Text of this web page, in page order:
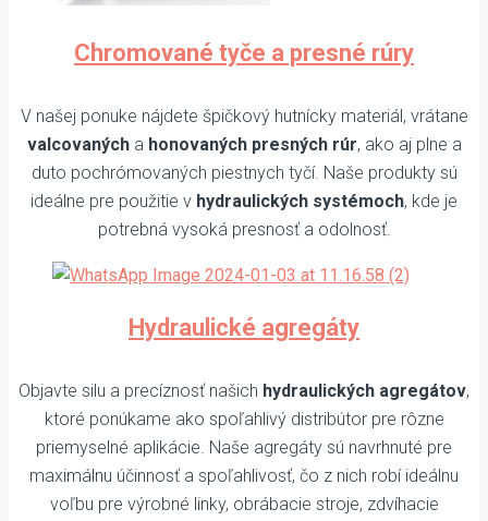
Chromované tyče a presné rúry
V našej ponuke nájdete špičkový hutnícky materiál, vrátane
valcovanýcha honovaných presných rúr, ako aj plne a
duto pochrómovaných piestnych tyčí. Naše produkty sú
ideálne pre použitie v hydraulických systémoch, kde je
potrebná vysoká presnosť a odolnosť.
Hydraulické agregáty
Objavte silu a precíznosť našich hydraulických agregátov,
ktoré ponúkame ako spoľahlivý distribútor pre rôzne
priemyselné aplikácie. Naše agregáty sú navrhnuté pre
maximálnu účinnosť a spoľahlivosť, čo z nich robí ideálnu
voľbu pre výrobné linky, obrábacie stroje, zdvíhacie